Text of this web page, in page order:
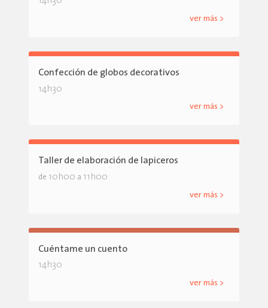
ver más >
Confección de globos decorativos
14h30
ver más >
Taller de elaboración de lapiceros
de 10h00 a 11h00
ver más >
Cuéntame un cuento
14h30
ver más >